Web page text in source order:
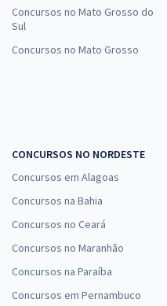
Concursos no Mato Grosso do
Sul
Concursos no Mato Grosso
CONCURSOS NO NORDESTE
Concursos em Alagoas
Concursos na Bahia
Concursos no Ceará
Concursos no Maranhão
Concursos na Paraíba
Concursos em Pernambuco